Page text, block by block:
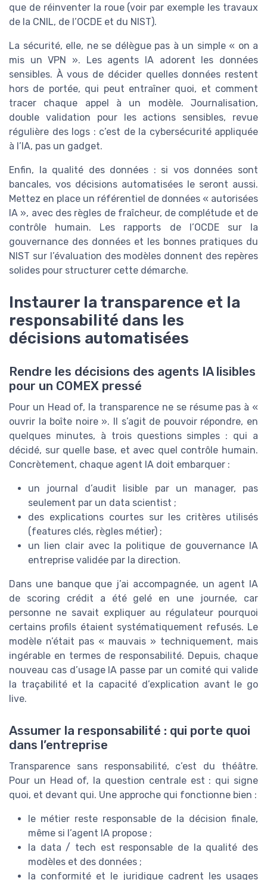
que de réinventer la roue (voir par exemple les travaux
de la CNIL, de l’OCDE et du NIST).
La sécurité, elle, ne se délègue pas à un simple « on a
mis un VPN ». Les agents IA adorent les données
sensibles. À vous de décider quelles données restent
hors de portée, qui peut entraîner quoi, et comment
tracer chaque appel à un modèle. Journalisation,
double validation pour les actions sensibles, revue
régulière des logs : c’est de la cybersécurité appliquée
à l’IA, pas un gadget.
Enfin, la qualité des données : si vos données sont
bancales, vos décisions automatisées le seront aussi.
Mettez en place un référentiel de données « autorisées
IA », avec des règles de fraîcheur, de complétude et de
contrôle humain. Les rapports de l’OCDE sur la
gouvernance des données et les bonnes pratiques du
NIST sur l’évaluation des modèles donnent des repères
solides pour structurer cette démarche.
Instaurer la transparence et la
responsabilité dans les
décisions automatisées
Rendre les décisions des agents IA lisibles
pour un COMEX pressé
Pour un Head of, la transparence ne se résume pas à «
ouvrir la boîte noire ». Il s’agit de pouvoir répondre, en
quelques minutes, à trois questions simples : qui a
décidé, sur quelle base, et avec quel contrôle humain.
Concrètement, chaque agent IA doit embarquer :
un journal d’audit lisible par un manager, pas
seulement par un data scientist ;
des explications courtes sur les critères utilisés
(features clés, règles métier) ;
un lien clair avec la politique de gouvernance IA
entreprise validée par la direction.
Dans une banque que j’ai accompagnée, un agent IA
de scoring crédit a été gelé en une journée, car
personne ne savait expliquer au régulateur pourquoi
certains profils étaient systématiquement refusés. Le
modèle n’était pas « mauvais » techniquement, mais
ingérable en termes de responsabilité. Depuis, chaque
nouveau cas d’usage IA passe par un comité qui valide
la traçabilité et la capacité d’explication avant le go
live.
Assumer la responsabilité : qui porte quoi
dans l’entreprise
Transparence sans responsabilité, c’est du théâtre.
Pour un Head of, la question centrale est : qui signe
quoi, et devant qui. Une approche qui fonctionne bien :
le métier reste responsable de la décision finale,
même si l’agent IA propose ;
la data / tech est responsable de la qualité des
modèles et des données ;
la conformité et le juridique cadrent les usages